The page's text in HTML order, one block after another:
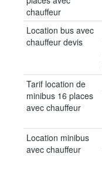
chauffeur
Location bus avec
chauffeur devis
Tarif location de
minibus 16 places
avec chauffeur
Location minibus
avec chauffeur